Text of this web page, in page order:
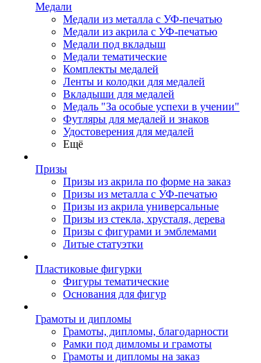
Медали
Медали из металла с УФ-печатью
Медали из акрила с УФ-печатью
Медали под вкладыш
Медали тематические
Комплекты медалей
Ленты и колодки для медалей
Вкладыши для медалей
Медаль "За особые успехи в учении"
Футляры для медалей и знаков
Удостоверения для медалей
Ещё
Призы
Призы из акрила по форме на заказ
Призы из металла с УФ-печатью
Призы из акрила универсальные
Призы из стекла, хрусталя, дерева
Призы с фигурами и эмблемами
Литые статуэтки
Пластиковые фигурки
Фигуры тематические
Основания для фигур
Грамоты и дипломы
Грамоты, дипломы, благодарности
Рамки под димломы и грамоты
Грамоты и дипломы на заказ